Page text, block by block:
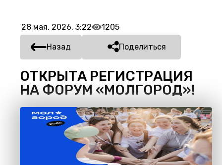
28 мая, 2026, 3:22 1205
Назад Поделиться
ОТКРЫТА РЕГИСТРАЦИЯ
НА ФОРУМ «МОЛГОРОД»!